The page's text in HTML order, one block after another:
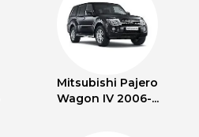
Mitsubishi Pajero
Wagon IV 2006-...